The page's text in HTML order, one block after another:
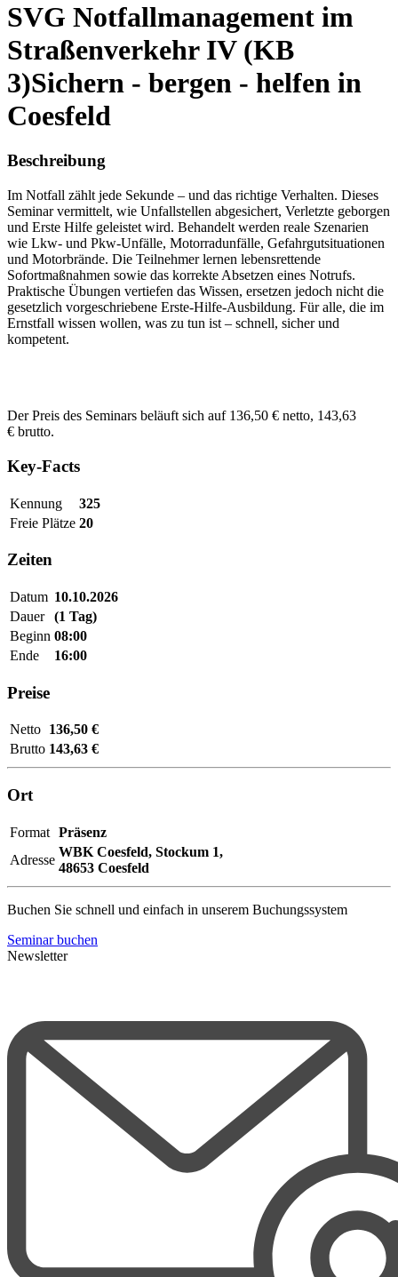
SVG Notfallmanagement im
Straßenverkehr IV (KB
3)Sichern - bergen - helfen in
Coesfeld
Beschreibung
Im Notfall zählt jede Sekunde – und das richtige Verhalten. Dieses
Seminar vermittelt, wie Unfallstellen abgesichert, Verletzte geborgen
und Erste Hilfe geleistet wird. Behandelt werden reale Szenarien
wie Lkw- und Pkw-Unfälle, Motorradunfälle, Gefahrgutsituationen
und Motorbrände. Die Teilnehmer lernen lebensrettende
Sofortmaßnahmen sowie das korrekte Absetzen eines Notrufs.
Praktische Übungen vertiefen das Wissen, ersetzen jedoch nicht die
gesetzlich vorgeschriebene Erste-Hilfe-Ausbildung. Für alle, die im
Ernstfall wissen wollen, was zu tun ist – schnell, sicher und
kompetent.
Der Preis des Seminars beläuft sich auf 136,50 € netto, 143,63
€ brutto.
Key-Facts
Kennung
325
Freie Plätze 20
Zeiten
Datum 10.10.2026
Dauer
(1 Tag)
Beginn 08:00
Ende
16:00
Preise
Netto 136,50 €
Brutto 143,63 €
Ort
Format Präsenz
Adresse
WBK Coesfeld, Stockum 1,
48653 Coesfeld
Buchen Sie schnell und einfach in unserem Buchungssystem
Seminar buchen
Newsletter